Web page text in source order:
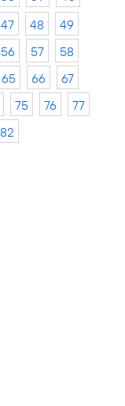
47 48
49
56 57
58
65 66
67
75 76
77
82